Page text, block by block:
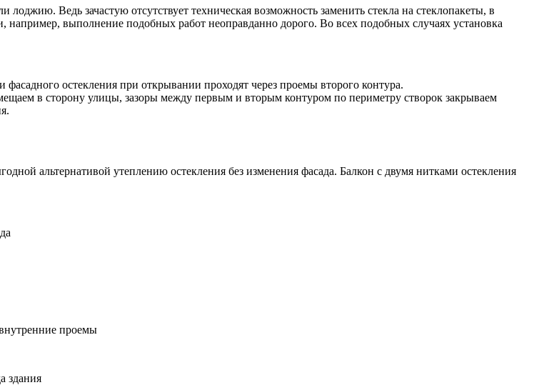
Ведь зачастую отсутствует техническая возможность заменить стекла на стеклопакеты, в
выполнение подобных работ неоправданно дорого. Во всех подобных случаях установка
остекления при открывании проходят через проемы второго контура.
в сторону улицы, зазоры между первым и вторым контуром по периметру створок закрываем
альтернативой утеплению остекления без изменения фасада. Балкон с двумя нитками остекления
проемы
здания